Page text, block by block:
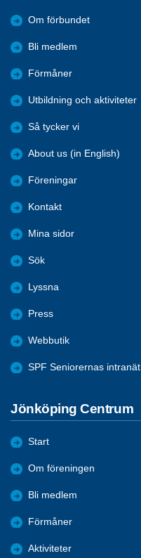
Om förbundet
Bli medlem
Förmåner
Utbildning och aktiviteter
Så tycker vi
About us (in English)
Föreningar
Kontakt
Mina sidor
Sök
Lyssna
Press
Webbutik
SPF Seniorernas intranät
Jönköping Centrum
Start
Om föreningen
Bli medlem
Förmåner
Aktiviteter